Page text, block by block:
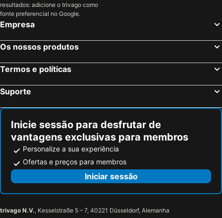
resultados: adicione o trivago como
fonte preferencial no Google.
Empresa
Os nossos produtos
Termos e políticas
Suporte
Inicie sessão para desfrutar de
vantagens exclusivas para membros
Personalize a sua experiência
Ofertas e preços para membros
Iniciar sessão
trivago N.V., Kesselstraße 5 – 7, 40221 Düsseldorf, Alemanha